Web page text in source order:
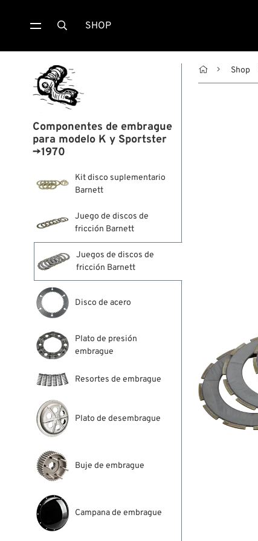
 SHOP
Componentes de embrague
para modelo K y Sportster
→1970
Kit disco suplementario
Barnett
Juego de discos de
fricción Barnett
Juegos de discos de
fricción Barnett
Disco de acero
Plato de presión
embrague
Resortes de embrague
Plato de desembrague
Buje de embrague
Campana de embrague
 Shop